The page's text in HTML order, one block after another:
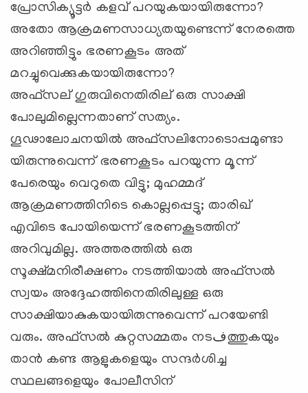
പ്രോസിക്യൂട്ടര്‍ കളവ് പറയുകയായിരുന്നോ?
അതോ ആക്രമണസാധ്യതയുണ്ടെന്ന് നേരത്തെ
അറിഞ്ഞിട്ടും ഭരണകൂടം അത്
മറച്ചുവെക്കുകയായിരുന്നോ?
അഫ്സല് ‍ഗുരുവിനെതിരില് ‍ഒരു സാക്ഷി
പോലുമില്ലെന്നതാണ് സത്യം.
ഗൂഢാലോചനയില്‍ അഫ്സലിനോടൊപ്പമുണ്ടാ
യിരുന്നുവെന്ന് ഭരണകൂടം പറയുന്ന മൂന്ന്
പേരെയും വെറുതെ വിട്ടു; മുഹമ്മദ്
ആക്രമണത്തിനിടെ കൊല്ലപ്പെട്ടു; താരിഖ്
എവിടെ പോയിയെന്ന് ഭരണകൂടത്തിന്
അറിവുമില്ല. അത്തരത്തില്‍ ഒരു
സൂക്ഷ്മനിരീക്ഷണം നടത്തിയാല്‍ അഫ്സല്‍
സ്വയം അദ്ദേഹത്തിനെതിരിലുള്ള ഒരു
സാക്ഷിയാകുകയായിരുന്നുവെന്ന് പറയേണ്ടി
വരും. അഫ്സല്‍ കുറ്റസമ്മതം നടفത്തുകയും
താന്‍ കണ്ട ആളുകളെയും സന്ദര്‍ശിച്ച
സ്ഥലങ്ങളെയും പോലീസിന്